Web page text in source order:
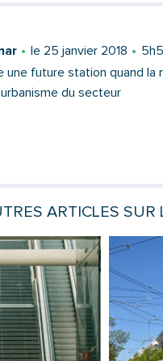
le 25 janvier 2018
une future station quand la
urbanisme du secteur
ARTICLES SUR
Lire la